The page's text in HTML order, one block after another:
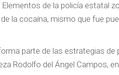
Elementos de la policía estatal
la cocaína, mismo que fue
parte de las estrategias de
Rodolfo del Ángel Campos,